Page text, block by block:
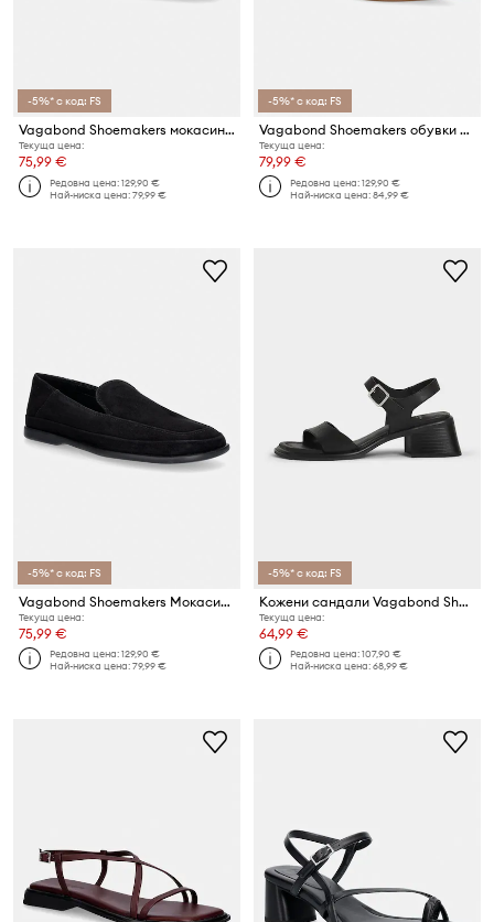
-5%* с код: FS
Vagabond Shoemakers мокасини дамски от велур HILLARY
Текуща цена:
75,99 €
Редовна цена:129,90 €
Най-ниска цена:79,99 €
-5%* с код: FS
Vagabond Shoemakers обувки с дебел ток с отворена пета от набук MARTA
Текуща цена:
79,99 €
Редовна цена:129,90 €
Най-ниска цена:84,99 €
-5%* с код: FS
Vagabond Shoemakers Мокасини Женски велурени SAMMIE
Текуща цена:
75,99 €
Редовна цена:129,90 €
Най-ниска цена:79,99 €
-5%* с код: FS
Кожени сандали Vagabond Shoemakers INES
Текуща цена:
64,99 €
Редовна цена:107,90 €
Най-ниска цена:68,99 €